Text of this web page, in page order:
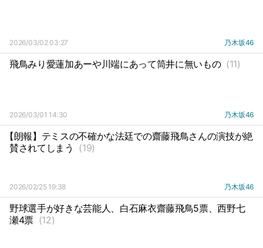
2026/03/02 03:27 乃木坂46
飛鳥みり愛蓮加あーや川端にあって筒井に無いもの (11)
2026/03/01 14:30 乃木坂46
【朗報】テミスの不確かな法廷での齋藤飛鳥さんの演技が絶
賛されてしまう
(19)
2026/02/25 19:38 乃木坂46
野球選手が好きな芸能人、白石麻衣齋藤飛鳥5票、西野七
瀬4票 (12)